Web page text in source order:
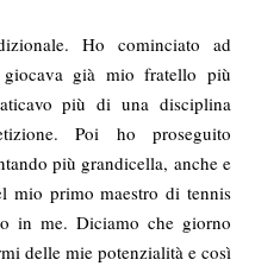
Ho cominciato ad
già mio fratello più
più di una disciplina
Poi ho proseguito
più grandicella, anche e
mio primo maestro di tennis
in me. Diciamo che giorno
delle mie potenzialità e così